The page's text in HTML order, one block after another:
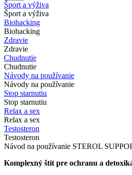
Šport a výživa
Šport a výživa
Biohacking
Biohacking
Zdravie
Zdravie
Chudnutie
Chudnutie
Návody na používanie
Návody na používanie
Stop starnutiu
Stop starnutiu
Relax a sex
Relax a sex
Testosteron
Testosteron
Návod na používanie STEROL
Komplexný štít pre ochranu a